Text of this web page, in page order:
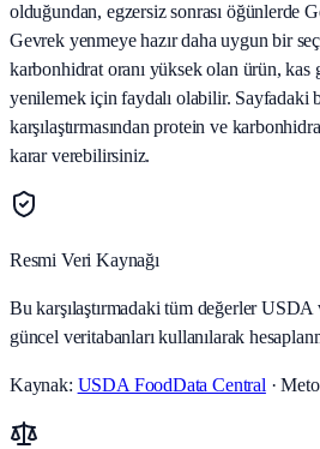
olduğundan, egzersiz sonrası öğünlerde
Gevrek yenmeye hazır daha uygun bir
karbonhidrat oranı yüksek olan ürün, kas
yenilemek için faydalı olabilir. Sayfadaki
karşılaştırmasından protein ve
karar verebilirsiniz.
Resmi Veri Kaynağı
Bu karşılaştırmadaki tüm değerler
güncel veritabanları kullanılarak
Kaynak: USDA FoodData Central ·